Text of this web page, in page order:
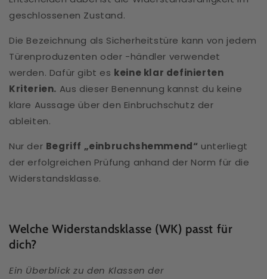
geschlossenen Zustand.
Die Bezeichnung als Sicherheitstüre kann von jedem
Türenproduzenten oder -händler verwendet
werden. Dafür gibt es keine klar definierten
Kriterien. Aus dieser Benennung kannst du keine
klare Aussage über den Einbruchschutz der
ableiten.
Nur der Begriff „einbruchshemmend“ unterliegt
der erfolgreichen Prüfung anhand der Norm für die
Widerstandsklasse.
Welche Widerstandsklasse (WK) passt für
dich?
Ein Überblick zu den Klassen der